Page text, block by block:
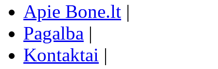
Apie Bone.lt |
Pagalba |
Kontaktai |